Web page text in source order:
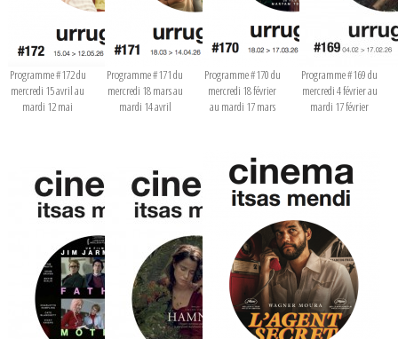
Programme #172 du
mercredi 15 avril au
mardi 12 mai
Programme #171 du
mercredi 18 mars au
mardi 14 avril
Programme #170 du
mercredi 18 février
au mardi 17 mars
Programme #169 du
mercredi 4 février au
mardi 17 février